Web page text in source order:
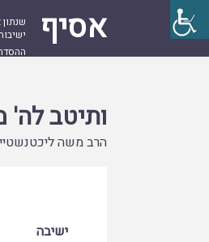
אסיף
שנתון
ותיטב
הרב משה
ישיבה